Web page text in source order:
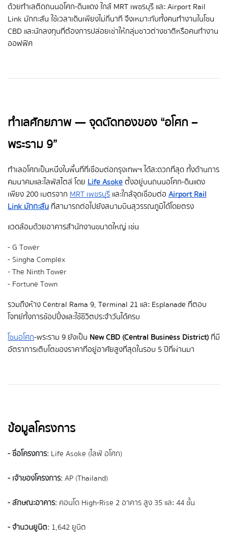
ด้วยทำเลติดถนนอโศก-ดินแดง ใกล้ MRT เพชรบุรี และ Airport Rail
Link มักกะสัน ใช้เวลาเดินเพียงไม่กี่นาที จึงเหมาะกับทั้งคนทำงานในโซน
CBD และนักลงทุนที่ต้องการปล่อยเช่าให้กลุ่มชาวต่างชาติหรือคนทำงาน
ออฟฟิศ
ทำเลศักยภาพ — จุดตัดทองของ “อโศก –
พระราม 9”
ทำเลอโศกเป็นหนึ่งในพื้นที่ที่เชื่อมต่อกรุงเทพฯ ได้สะดวกที่สุด ทั้งด้านการ
คมนาคมและไลฟ์สไตล์ โดย Life Asokeตั้งอยู่บนถนนอโศก-ดินแดง
เพียง 200 เมตรจาก MRT เพชรบุรี และใกล้จุดเชื่อมต่อ Airport Rail
Link มักกะสัน ที่สามารถต่อไปยังสนามบินสุวรรณภูมิได้โดยตรง
แวดล้อมด้วยอาคารสำนักงานขนาดใหญ่ เช่น
- G Tower
- Singha Complex
- The Ninth Tower
- Fortune Town
รวมถึงห้าง Central Rama 9, Terminal 21 และ Esplanade ที่ตอบ
โจทย์ทั้งการช้อปปิ้งและใช้ชีวิตประจำวันได้ครบ
โซนอโศก-พระราม 9 ยังเป็น New CBD (Central Business District) ที่มี
อัตราการเติบโตของราคาที่อยู่อาศัยสูงที่สุดในรอบ 5 ปีที่ผ่านมา
ข้อมูลโครงการ
- ชื่อโครงการ: Life Asoke (ไลฟ์ อโศก)
- เจ้าของโครงการ:AP (Thailand)
- ลักษณะอาคาร: คอนโด High-Rise 2 อาคาร สูง 35 และ 44 ชั้น
- จำนวนยูนิต: 1,642 ยูนิต